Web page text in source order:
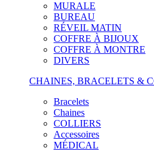
MURALE
BUREAU
RÉVEIL MATIN
COFFRE À BIJOUX
COFFRE À MONTRE
DIVERS
CHAINES, BRACELETS &
Bracelets
Chaines
COLLIERS
Accessoires
MÉDICAL